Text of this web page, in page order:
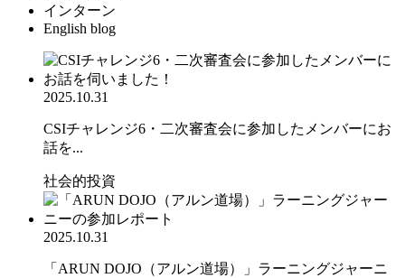
インターン
English blog
2025.10.31
CSIチャレンジ6・二次審査会に参加したメンバーにお
話を...
社会的投資
2025.10.31
「ARUN DOJO（アルン道場）」ラーニングジャーニ